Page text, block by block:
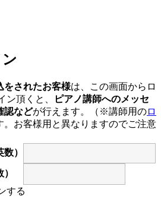
をされたお客様は、この画面からロ
ン頂くと、
ピアノ講師へのメッセ
認などが行えます。（※講師用のロ
。お客様用と異なりますのでご注意
）
する